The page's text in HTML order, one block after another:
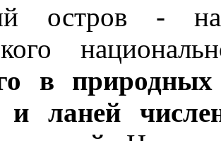
остров -
в
и ланей